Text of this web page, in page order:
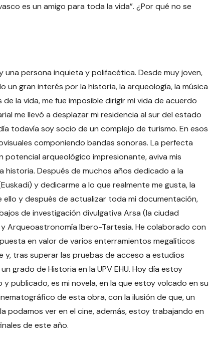
es un amigo para toda la vida”. ¿Por qué no se
una persona inquieta y polifacética. Desde muy joven,
un gran interés por la historia, la arqueología, la música
la vida, me fue imposible dirigir mi vida de acuerdo
me llevó a desplazar mi residencia al sur del estado
todavía soy socio de un complejo de turismo. En esos
componiendo bandas sonoras. La perfecta
potencial arqueológico impresionante, aviva mis
Después de muchos años dedicado a la
y dedicarme a lo que realmente me gusta, la
y después de actualizar toda mi documentación,
de investigación divulgativa Arsa (la ciudad
Arqueoastronomía Ibero-Tartesia. He colaborado con
en valor de varios enterramientos megalíticos
tras superar las pruebas de acceso a estudios
grado de Historia en la UPV EHU. Hoy día estoy
publicado, es mi novela, en la que estoy volcado en su
de esta obra, con la ilusión de que, un
podamos ver en el cine, además, estoy trabajando en
de este año.